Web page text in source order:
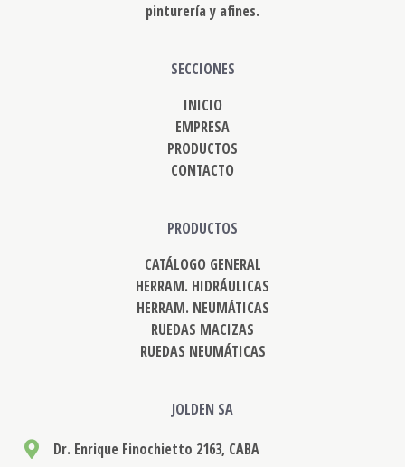
pinturería y afines.
SECCIONES
INICIO
EMPRESA
PRODUCTOS
CONTACTO
PRODUCTOS
CATÁLOGO GENERAL
HERRAM. HIDRÁULICAS
HERRAM. NEUMÁTICAS
RUEDAS MACIZAS
RUEDAS NEUMÁTICAS
JOLDEN SA
Dr. Enrique Finochietto 2163, CABA